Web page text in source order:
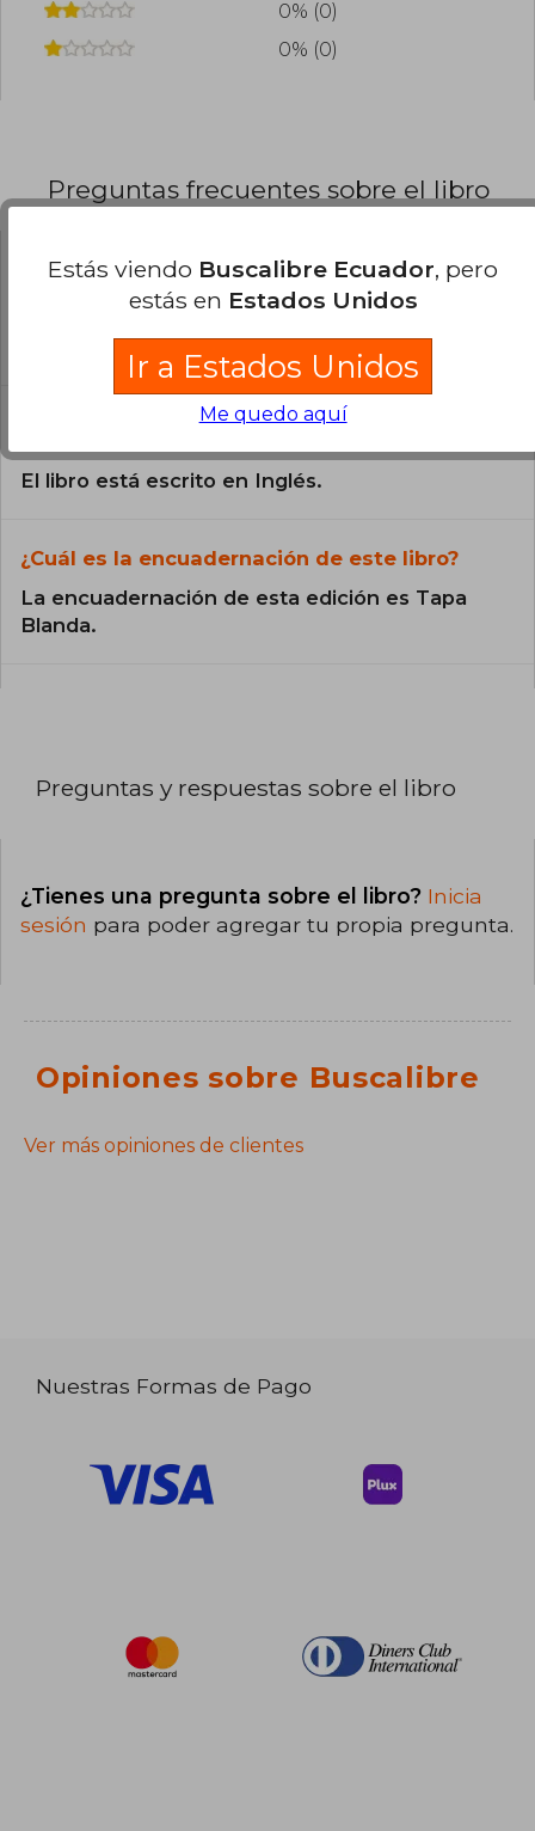
0% (0)
0% (0)
Preguntas frecuentes sobre el libro
¿El libro es original?
catálogo son Originales.
¿En qué Idioma está escrito el
El libro está escrito en Inglés.
¿Cuál es la encuadernación de este libro?
La encuadernación de esta edición es Tapa
Blanda.
Preguntas y respuestas sobre el libro
¿Tienes una pregunta sobre el libro? Inicia
sesión para poder agregar tu propia pregunta.
Opiniones sobre Buscalibre
Ver más opiniones de clientes
Nuestras Formas de Pago
Estás viendo Buscalibre Ecuador, pero
estás en Estados Unidos
Ir a Estados Unidos
Me quedo aquí